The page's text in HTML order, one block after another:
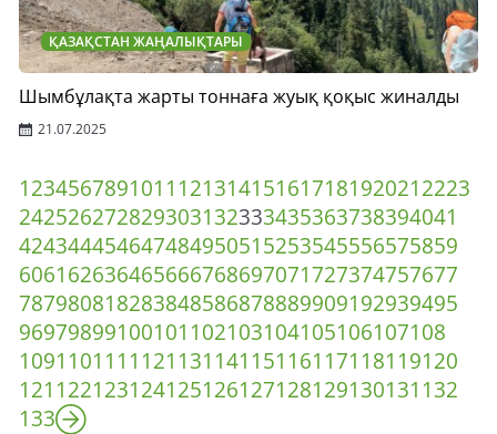
ҚАЗАҚСТАН ЖАҢАЛЫҚТАРЫ
Шымбұлақта жарты тоннаға жуық қоқыс жиналды
21.07.2025
1234567891011 121314151617181920212223
242526272829303132333435363738394041
424344454647484950515253545556575859
606162636465666768697071727374757677
787980818283848586878889909192939495
96979899100101 102103104105106107108
109110111 112113114115116117118119120
121 122123124125126127128129130131 132
133